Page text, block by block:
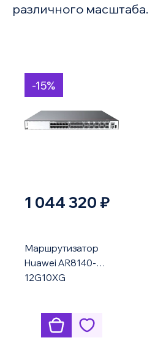
различного масштаба.
-15%
1 044 320 ₽
Маршрутизатор
Huawei AR8140-
12G10XG